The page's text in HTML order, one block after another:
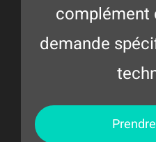
complément
demande